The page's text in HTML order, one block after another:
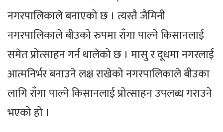
नगरपालिकाले बनाएको छ । त्यस्तै जैमिनी
नगरपालिकाले बीउको रुपमा राँगा पाल्ने किसानलाई
समेत प्रोत्साहन गर्न थालेको छ । मासु र दूधमा नगरलाई
आत्मनिर्भर बनाउने लक्ष राखेको नगरपालिकाले बीउका
लागि राँगा पाल्ने किसानलाई प्रोत्साहन उपलब्ध गराउने
भएको हो ।